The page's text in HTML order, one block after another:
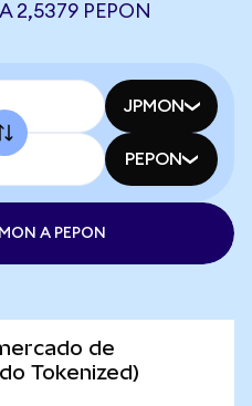
2,5379 PEPON
JPMON
PEPON
A PEPON
de
Tokenized)